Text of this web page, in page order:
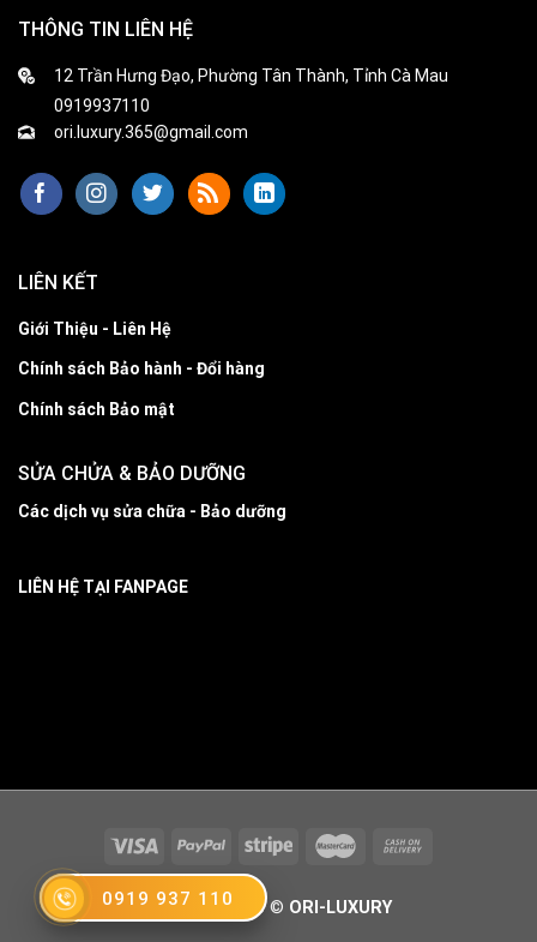
THÔNG TIN LIÊN HỆ
12 Trần Hưng Đạo, Phường Tân Thành, Tỉnh Cà Mau
0919937110
ori.luxury.365@gmail.com
LIÊN KẾT
Giới Thiệu - Liên Hệ
Chính sách Bảo hành - Đổi hàng
Chính sách Bảo mật
SỬA CHỬA & BẢO DƯỠNG
Các dịch vụ sửa chữa - Bảo dưỡng
LIÊN HỆ TẠI FANPAGE
0919 937 110
Copyright 2026 © ORI-LUXURY